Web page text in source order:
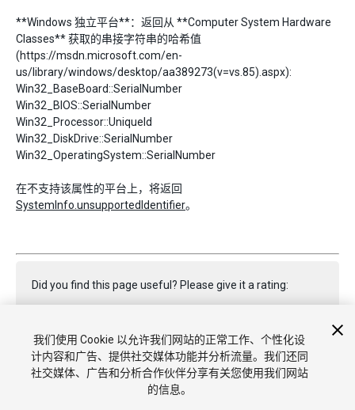
**Windows 独立平台**：返回从 **Computer System Hardware
Classes** 获取的串接字符串的哈希值
(https://msdn.microsoft.com/en-
us/library/windows/desktop/aa389273(v=vs.85).aspx):
Win32_BaseBoard::SerialNumber
Win32_BIOS::SerialNumber
Win32_Processor::UniqueId
Win32_DiskDrive::SerialNumber
Win32_OperatingSystem::SerialNumber
在不支持该属性的平台上，将返回
SystemInfo.unsupportedIdentifier。
Did you find this page useful? Please give it a rating:
Report a problem on this page
我们使用 Cookie 以允许我们网站的正常工作、个性化设
计内容和广告、提供社交媒体功能并分析流量。我们还同
社交媒体、广告和分析合作伙伴分享有关您使用我们网站
的信息。